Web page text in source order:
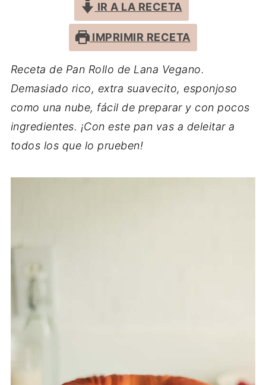
IR A LA RECETA
IMPRIMIR RECETA
Receta de Pan Rollo de Lana Vegano.
Demasiado rico, extra suavecito, esponjoso
como una nube, fácil de preparar y con pocos
ingredientes. ¡Con este pan vas a deleitar a
todos los que lo prueben!